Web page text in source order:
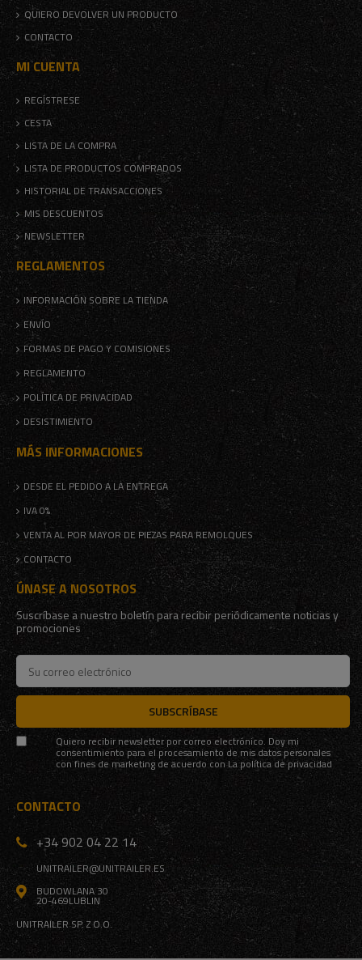
QUIERO DEVOLVER UN PRODUCTO
CONTACTO
MI CUENTA
REGÍSTRESE
CESTA
LISTA DE LA COMPRA
LISTA DE PRODUCTOS COMPRADOS
HISTORIAL DE TRANSACCIONES
MIS DESCUENTOS
NEWSLETTER
REGLAMENTOS
INFORMACIÓN SOBRE LA TIENDA
ENVÍO
FORMAS DE PAGO Y COMISIONES
REGLAMENTO
POLÍTICA DE PRIVACIDAD
DESISTIMIENTO
MÁS INFORMACIONES
DESDE EL PEDIDO A LA ENTREGA
IVA 0%
VENTA AL POR MAYOR DE PIEZAS PARA REMOLQUES
CONTACTO
ÚNASE A NOSOTROS
Suscríbase a nuestro boletín para recibir periódicamente noticias y
promociones
SUBSCRÍBASE
Quiero recibir newsletter por correo electrónico. Doy mi
consentimiento para el procesamiento de mis datos personales
con fines de marketing de acuerdo conLa política de privacidad
CONTACTO
+34 902 04 22 14
UNITRAILER@UNITRAILER.ES
BUDOWLANA 30
20-469LUBLIN
UNITRAILER SP. Z O.O.